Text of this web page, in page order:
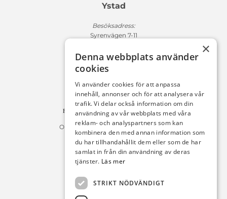
Ystad
Besöksadress:
Syrenvägen 7-11
Fakturaadress:
Michelsens Bil AB /ePP
10654 Stockholm
Fakturan måste innehålla referensnummer!
Organisationsnummer 556225-9142
Öppettider:
Bilförsäljning
Lördag : 10:00-14:00
×
Denna webbplats använder
cookies
Vi använder cookies för att anpassa
innehåll, annonser och för att analysera vår
trafik. Vi delar också information om din
användning av vår webbplats med våra
reklam- och analyspartners som kan
kombinera den med annan information som
du har tillhandahållit dem eller som de har
samlat in från din användning av deras
tjänster. Läs mer
STRIKT NÖDVÄNDIGT